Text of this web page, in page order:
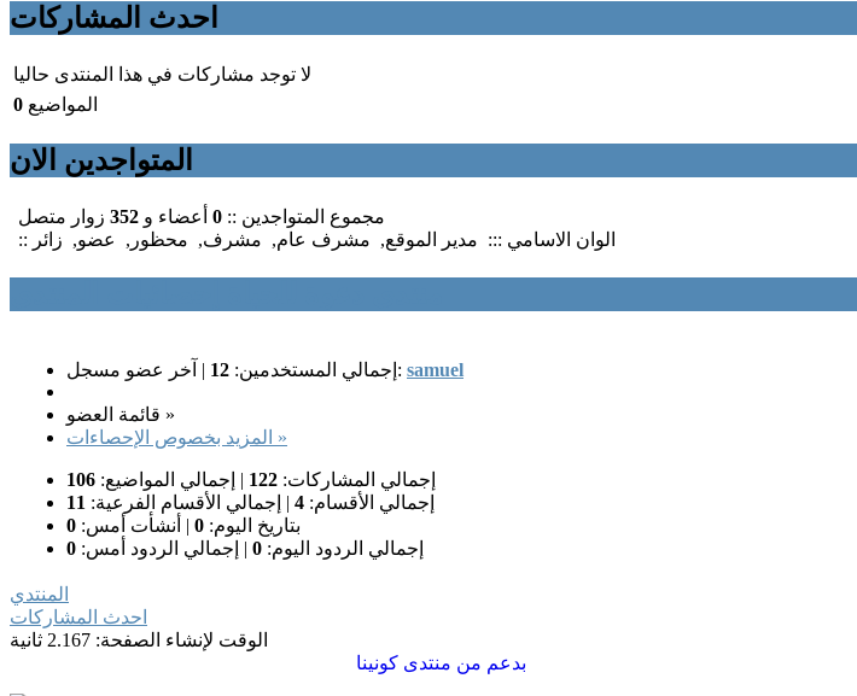
احدث المشاركات
لا توجد مشاركات في هذا المنتدى حاليا
0 المواضيع
المتواجدين الان
مجموع المتواجدين :: 0 أعضاء و
زوار متصل
:: الوان الاسامي ::: مدير الموقع, مشرف عام, مشرف, محظور , عضو, زائر
إجمالي المستخدمين: 12
| آخر عضو مسجل: samuel
قائمة العضو »
المزيد بخصوص الإحصاءات »
إجمالي المشاركات: 122
| إجمالي المواضيع: 106
إجمالي الأقسام: 4
| إجمالي الأقسام الفرعية: 11
بتاريخ اليوم: 0
| أنشأت أمس: 0
إجمالي الردود اليوم: 0
| إجمالي الردود أمس: 0
المنتدي
احدث المشاركات
الوقت لإنشاء الصفحة: 2.167 ثانية
بدعم من منتدى كونينا